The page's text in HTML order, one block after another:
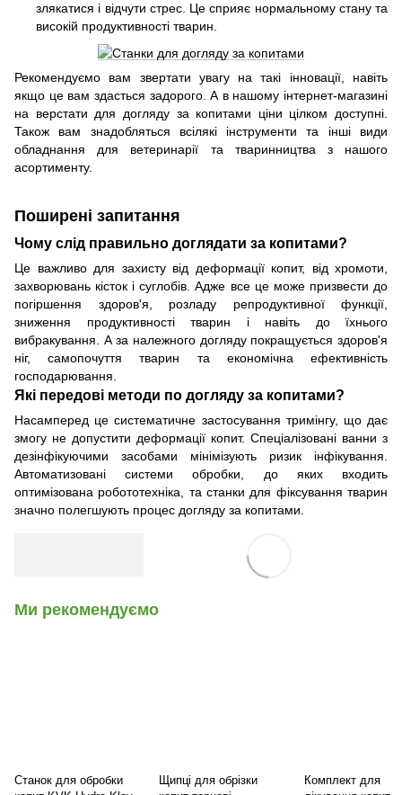
злякатися і відчути стрес. Це сприяє нормальному стану та
високій продуктивності тварин.
Рекомендуємо вам звертати увагу на такі інновації, навіть
якщо це вам здасться задорого. А в нашому інтернет-магазині
на верстати для догляду за копитами ціни цілком доступні.
Також вам знадобляться всілякі інструменти та інші види
обладнання для ветеринарії та тваринництва з нашого
асортименту.
Поширені запитання
Чому слід правильно доглядати за копитами?
Це важливо для захисту від деформації копит, від хромоти,
захворювань кісток і суглобів. Адже все це може призвести до
погіршення здоров'я, розладу репродуктивної функції,
зниження продуктивності тварин і навіть до їхнього
вибракування. А за належного догляду покращується здоров'я
ніг, самопочуття тварин та економічна ефективність
господарювання.
Які передові методи по догляду за копитами?
Насамперед це систематичне застосування тримінгу, що дає
змогу не допустити деформації копит. Спеціалізовані ванни з
дезінфікуючими засобами мінімізують ризик інфікування.
Автоматизовані системи обробки, до яких входить
оптимізована робототехніка, та станки для фіксування тварин
значно полегшують процес догляду за копитами.
Ми рекомендуємо
Станок для обробки
Щипці для обрізки
Комплект для